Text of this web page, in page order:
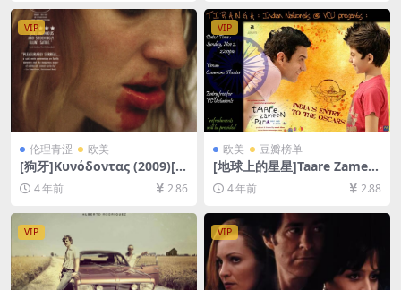
VIP
伦理青涩 欧美
[狗牙]Κυνόδοντας (2009)[百
度网盘+夸克网盘1080P超清
未删减资源][网盘在线播放/下
载][MP4/6.3GB][中文字幕]
4 年前 2.86
VIP
欧美 豆瓣榜单
[地球上的星星]Taare Zamee
n Par (2007)[百度网盘+迅雷
云盘资源1080P超清未删减]
[MP4/10GB][中文字幕]
4 年前 2.88
VIP VIP